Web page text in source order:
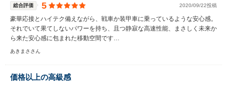
総合評価 5 2020/09/22投稿
豪華応接とハイテク備えながら、戦車か装甲車に乗っているような安心感。
それでいて果てしないパワーを持ち、且つ静寂な高速性能、まさしく未来か
ら来た安心感に包まれた移動空間です…
あきまささん
価格以上の高級感